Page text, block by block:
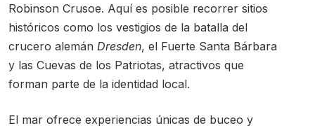
Robinson Crusoe. Aquí es posible recorrer sitios
históricos como los vestigios de la batalla del
crucero alemán Dresden, el Fuerte Santa Bárbara
y las Cuevas de los Patriotas, atractivos que
forman parte de la identidad local.
El mar ofrece experiencias únicas de buceo y